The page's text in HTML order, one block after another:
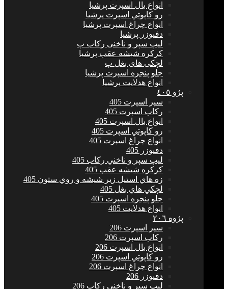
انواع بال اسپرت پرشیا
رو كاپوتي اسپرت پرشیا
انواع چراغ اسپرت پرشیا
دفيوزر پرشیا
لیپ سپر و ناخنی رکاب پ
كركره شيشه عقب پرشیا
لچکی های بغل پ
جلو پنجره اسپرت پرشیا
انواع هدلايت پرشیا
پژو ٤٠٥
سپر اسپرت 405
ركاب اسپرت 405
انواع بال اسپرت 405
رو كاپوتي اسپرت 405
انواع چراغ اسپرت 405
دفيوزر 405
ليپ سپر و ناخني ركاب 405
كركره شيشه عقب 405
زه هاي استيل زير شيشه و روي ستون 405
لچكي هاي بغل 405
جلو پنجره اسپرت 405
انواع هدلايت 405
پژوه ٢٠٦
سپر اسپرت 206
ركاب اسپرت 206
انواع بال اسپرت 206
رو كاپوتي اسپرت 206
انواع چراغ اسپرت 206
دفيوزر 206
ليپ سپر و ناخني ركاب 206